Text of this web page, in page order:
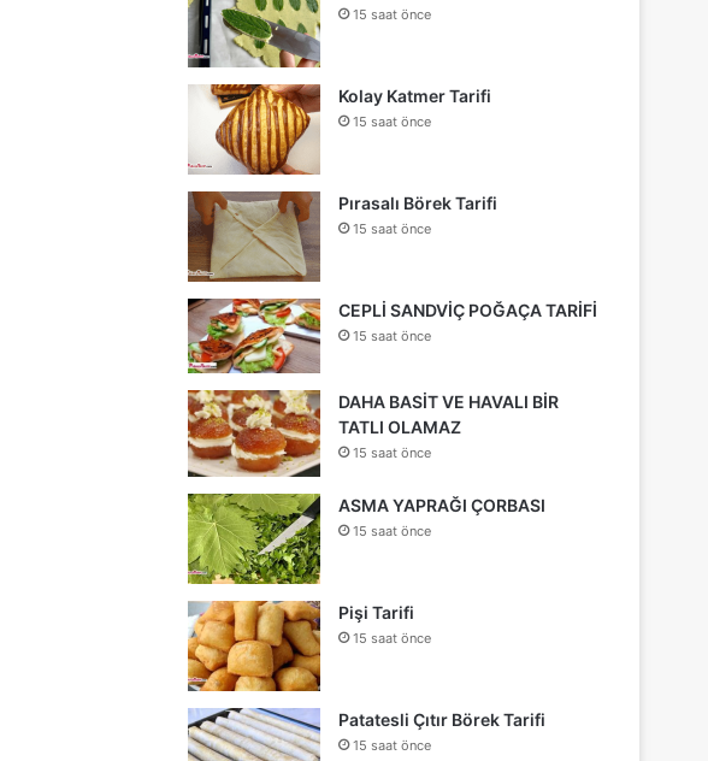
15 saat önce
Kolay Katmer Tarifi
15 saat önce
Pırasalı Börek Tarifi
15 saat önce
CEPLİ SANDVİÇ POĞAÇA TARİFİ
15 saat önce
DAHA BASİT VE HAVALI BİR
TATLI OLAMAZ
15 saat önce
ASMA YAPRAĞI ÇORBASI
15 saat önce
Pişi Tarifi
15 saat önce
Patatesli Çıtır Börek Tarifi
15 saat önce